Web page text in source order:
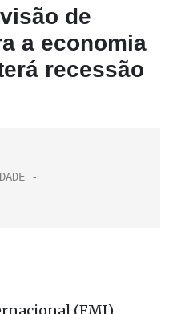
de
a economia
recessão